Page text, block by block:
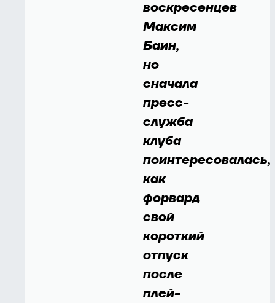
воскресенцев
Максим
Баин,
но
сначала
пресс-
служба
клуба
поинтересовалась,
как
форвард
свой
короткий
отпуск
после
плей-